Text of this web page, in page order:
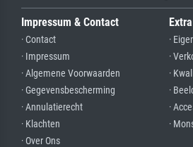
Impressum & Contact
· Contact
· Impressum
· Algemene Voorwaarden
· Gegevensbescherming
· Annulatierecht
· Klachten
· Over Ons
·
·
·
·
·
·